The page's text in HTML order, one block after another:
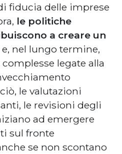
fiducia delle imprese
le politiche
a creare un
e, nel lungo termine,
legate alla
le valutazioni
le revisioni degli
ad emergere
sul fronte
se non scontano